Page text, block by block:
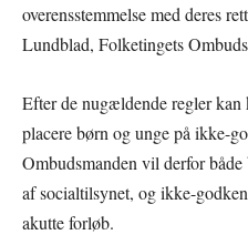
overensstemmelse med deres
Lundblad, Folketingets
Efter de nugældende regler
placere børn og unge på ikke-
Ombudsmanden vil derfor
af socialtilsynet, og ikke-
akutte forløb.